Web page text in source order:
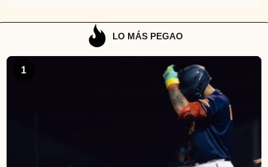
LO MÁS PEGAO
1